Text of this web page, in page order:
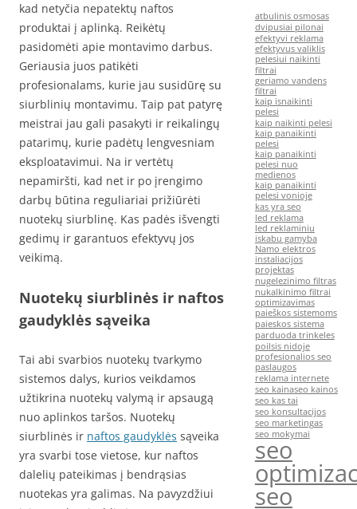
kad netyčia nepatektų naftos
produktai į aplinką. Reikėtų
pasidomėti apie montavimo darbus.
Geriausia juos patikėti
profesionalams, kurie jau susidūrę su
siurblinių montavimu. Taip pat patyrę
meistrai jau gali pasakyti ir reikalingų
patarimų, kurie padėtų lengvesniam
eksploatavimui. Na ir vertėtų
nepamiršti, kad net ir po įrengimo
darbų būtina reguliariai prižiūrėti
nuotekų siurblinę. Kas padės išvengti
gedimų ir garantuos efektyvų jos
veikimą.
Nuotekų siurblinės ir naftos
gaudyklės sąveika
Tai abi svarbios nuotekų tvarkymo
sistemos dalys, kurios veikdamos
užtikrina nuotekų valymą ir apsaugą
nuo aplinkos taršos. Nuotekų
siurblinės ir naftos gaudyklės sąveika
yra svarbi tose vietose, kur naftos
dalelių pateikimas į bendrąsias
nuotekas yra galimas. Na pavyzdžiui
atbulinis osmosas
dvipusiai pilonai
efektyvi reklama
efektyvus valiklis
pelesiui naikinti
filtrai
geriamo vandens
filtrai
kaip isnaikinti
pelesi
kaip naikinti pelesi
kaip panaikinti
pelesi
kaip panaikinti
pelesi nuo
medienos
kaip panaikinti
pelesi vonioje
kas yra seo
led reklama
led reklaminiu
iskabu gamyba
Namo elektros
instaliacijos
projektas
nugelezinimo filtras
nukalkinimo filtrai
optimizavimas
paieškos sistemoms
paieskos sistema
parduoda trinkeles
poilsis nidoje
profesionalios seo
paslaugos
reklama internete
seo kainaseo kainos
seo kas tai
seo konsultacijos
seo marketingas
seo mokymai
seo
seo